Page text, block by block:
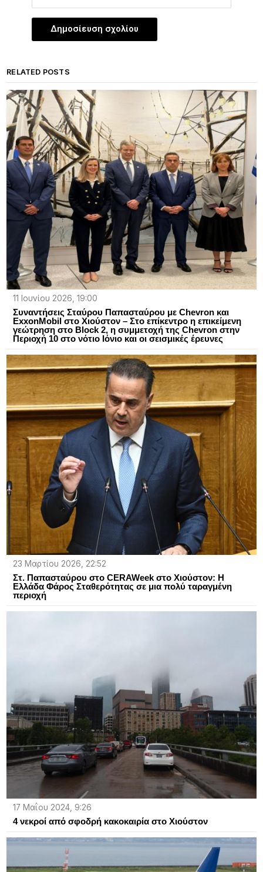
RELATED POSTS
11 Ιουνίου 2026, 19:00
Συναντήσεις Σταύρου Παπασταύρου με Chevron και
ExxonMobil στο Χιούστον – Στο επίκεντρο η επικείμενη
γεώτρηση στο Block 2, η συμμετοχή της Chevron στην
Περιοχή 10 στο νότιο Ιόνιο και οι σεισμικές έρευνες
23 Μαρτίου 2026, 22:52
Στ. Παπασταύρου στο CERAWeek στο Χιούστον: Η
Ελλάδα Φάρος Σταθερότητας σε μια πολύ ταραγμένη
περιοχή
17 Μαΐου 2024, 9:26
4 νεκροί από σφοδρή κακοκαιρία στο Χιούστον